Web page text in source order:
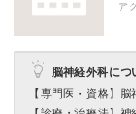
ア
脳神経外科につ
【専門医・資格】 脳